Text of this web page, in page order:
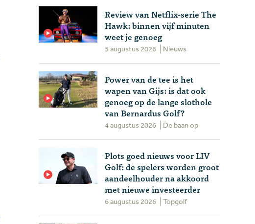
Review van Netflix-serie The
Hawk: binnen vijf minuten
weet je genoeg
5 augustus 2026 Nieuws
Power van de tee is het
wapen van Gijs: is dat ook
genoeg op de lange slothole
van Bernardus Golf?
4 augustus 2026 De baan op
Plots goed nieuws voor LIV
Golf: de spelers worden groot
aandeelhouder na akkoord
met nieuwe investeerder
6 augustus 2026 Topgolf